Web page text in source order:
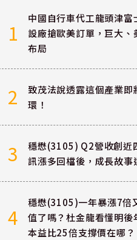
1
中國自行車代工龍頭津
設廠搶歐美訂單，巨大、
布局
2
致茂法說透露這個產業即
環！
3
穩懋(3105) Q2營收創近
訊漲多回檔後，成長故事
4
穩懋(3105)一年暴漲7倍
值了嗎？杜金龍看懂明後
本益比25倍支撐價在哪？